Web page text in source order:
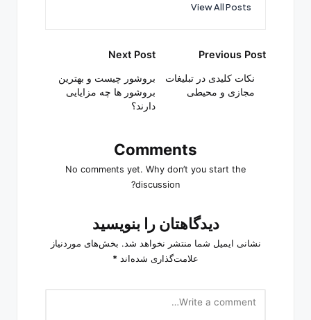
View All Posts
Post
navigation
Previous Post
نکات کلیدی در تبلیغات
مجازی و محیطی
Next Post
بروشور چیست و بهترین
بروشور ها چه مزایایی
دارند؟
Comments
No comments yet. Why don’t you start the
discussion?
دیدگاهتان را بنویسید
نشانی ایمیل شما منتشر نخواهد شد. بخش‌های موردنیاز
علامت‌گذاری شده‌اند *